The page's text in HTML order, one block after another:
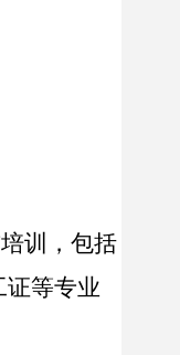
训，包括
证等专业